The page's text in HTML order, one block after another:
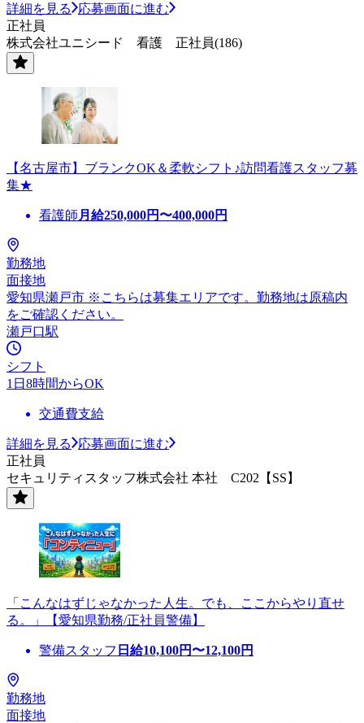
詳細を見る
応募画面に進む
正社員
株式会社ユニシード 看護 正社員(186)
【名古屋市】ブランクOK＆柔軟シフト♪訪問看護スタッフ募
集★
看護師 月給250,000円〜400,000円
勤務地
面接地
愛知県瀬戸市 ※こちらは募集エリアです。勤務地は原稿内
をご確認ください。
瀬戸口駅
シフト
1日8時間からOK
交通費支給
詳細を見る
応募画面に進む
正社員
セキュリティスタッフ株式会社 本社 C202【SS】
「こんなはずじゃなかった人生。でも、ここからやり直せ
る。」【愛知県勤務/正社員警備】
警備スタッフ 日給10,100円〜12,100円
勤務地
面接地